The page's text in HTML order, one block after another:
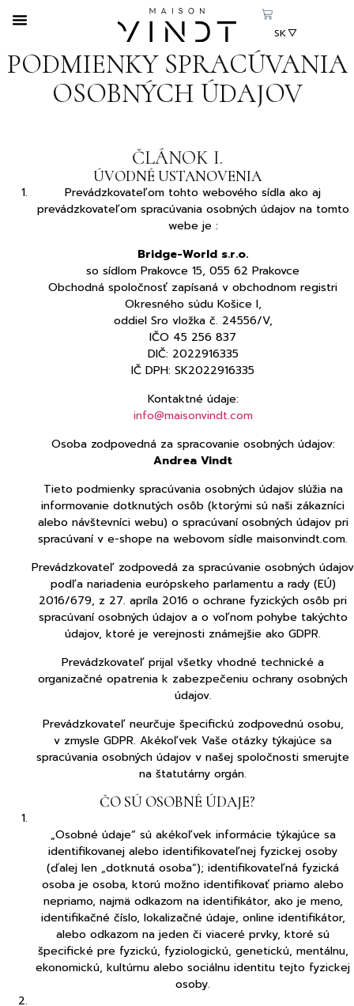
SK
EN
PODMIENKY SPRACÚVANIA
OSOBNÝCH ÚDAJOV
ČLÁNOK I.
ÚVODNÉ USTANOVENIA
Prevádzkovateľom tohto webového sídla ako aj
prevádzkovateľom spracúvania osobných údajov na tomto
webe je :
Bridge-World s.r.o.
so sídlom Prakovce 15, 055 62 Prakovce
Obchodná spoločnosť zapísaná v obchodnom registri
Okresného súdu Košice I,
oddiel Sro vložka č. 24556/V,
IČO 45 256 837
DIČ: 2022916335
IČ DPH: SK2022916335
Kontaktné údaje:
info@maisonvindt.com
Osoba zodpovedná za spracovanie osobných údajov:
Andrea Vindt
Tieto podmienky spracúvania osobných údajov slúžia na
informovanie dotknutých osôb (ktorými sú naši zákazníci
alebo návštevníci webu) o spracúvaní osobných údajov pri
spracúvaní v e-shope na webovom sídle maisonvindt.com.
Prevádzkovateľ zodpovedá za spracúvanie osobných údajov
podľa nariadenia európskeho parlamentu a rady (EÚ)
2016/679, z 27. apríla 2016 o ochrane fyzických osôb pri
spracúvaní osobných údajov a o voľnom pohybe takýchto
údajov, ktoré je verejnosti známejšie ako GDPR.
Prevádzkovateľ prijal všetky vhodné technické a
organizačné opatrenia k zabezpečeniu ochrany osobných
údajov.
Prevádzkovateľ neurčuje špecifickú zodpovednú osobu,
v zmysle GDPR. Akékoľvek Vaše otázky týkajúce sa
spracúvania osobných údajov v našej spoločnosti smerujte
na štatutárny orgán.
ČO SÚ OSOBNÉ ÚDAJE?
„Osobné údaje“ sú akékoľvek informácie týkajúce sa
identifikovanej alebo identifikovateľnej fyzickej osoby
(ďalej len „dotknutá osoba“); identifikovateľná fyzická
osoba je osoba, ktorú možno identifikovať priamo alebo
nepriamo, najmä odkazom na identifikátor, ako je meno,
identifikačné číslo, lokalizačné údaje, online identifikátor,
alebo odkazom na jeden či viaceré prvky, ktoré sú
špecifické pre fyzickú, fyziologickú, genetickú, mentálnu,
ekonomickú, kultúrnu alebo sociálnu identitu tejto fyzickej
osoby.